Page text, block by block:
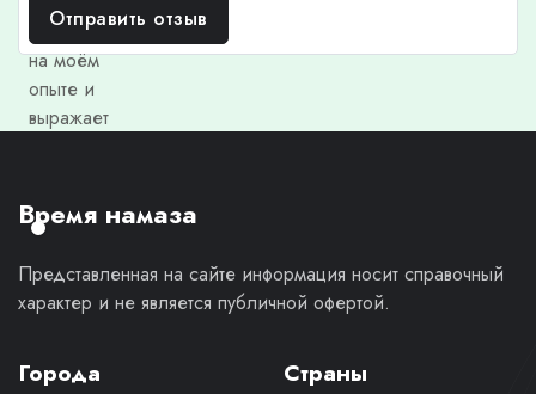
основан
на моём
опыте и
выражает
мнение.
Отправить отзыв
Время намаза
Представленная на сайте информация носит справочный
характер и не является публичной офертой.
Города Страны